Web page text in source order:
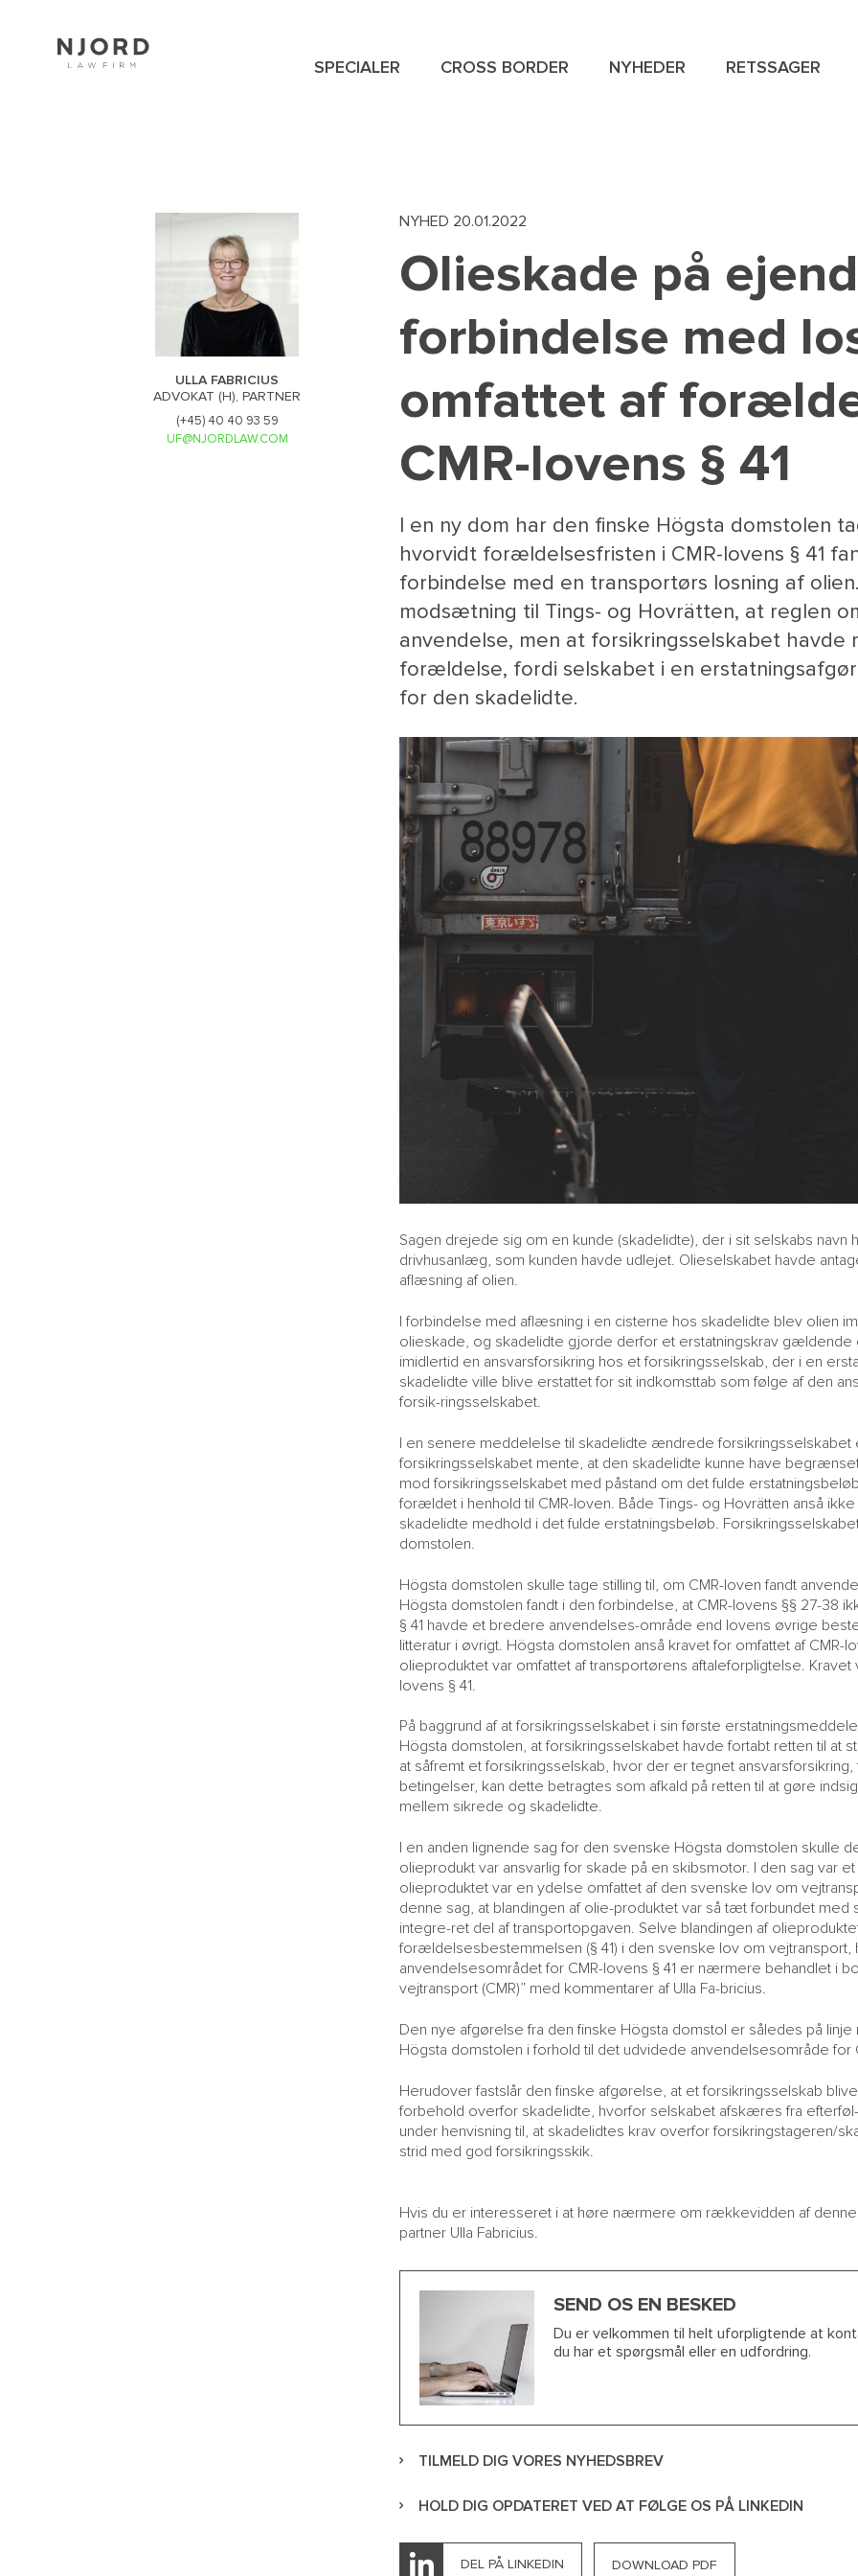
NAVIGATION
SPECIALER CROSS BORDER NYHEDER RETSSAGER
NYHED 20.01.2022
Olieskade på
forbindelse med
omfattet af
CMR-lovens § 41
I en ny dom har den finske Högsta domstolen
hvorvidt forældelsesfristen i CMR-lovens § 41
forbindelse med en transportørs losning af
modsætning til Tings- og Hovrätten, at reglen
anvendelse, men at forsikringsselskabet
forældelse, fordi selskabet i en
for den skadelidte.
Sagen drejede sig om en kunde (skadelidte), der i sit selskabs
drivhusanlæg, som kunden havde udlejet. Olieselskabet havde
aflæsning af olien.
I forbindelse med aflæsning i en cisterne hos skadelidte blev olien
olieskade, og skadelidte gjorde derfor et erstatningskrav gældende
imidlertid en ansvarsforsikring hos et forsikringsselskab, der i en
skadelidte ville blive erstattet for sit indkomsttab som følge af den
forsik-ringsselskabet.
I en senere meddelelse til skadelidte ændrede
forsikringsselskabet mente, at den skadelidte kunne have
mod forsikringsselskabet med påstand om det fulde
forældet i henhold til CMR-loven. Både Tings- og Hovrätten anså
skadelidte medhold i det fulde erstatningsbeløb.
domstolen.
Högsta domstolen skulle tage stilling til, om CMR-loven fandt
Högsta domstolen fandt i den forbindelse, at CMR-lovens §§ 27-38
§ 41 havde et bredere anvendelses-område end lovens øvrige
litteratur i øvrigt. Högsta domstolen anså kravet for omfattet af CMR-
olieproduktet var omfattet af transportørens aftaleforpligtelse.
lovens § 41.
På baggrund af at forsikringsselskabet i sin første
Högsta domstolen, at forsikringsselskabet havde fortabt retten til at
at såfremt et forsikringsselskab, hvor der er tegnet
betingelser, kan dette betragtes som afkald på retten til at gøre
mellem sikrede og skadelidte.
I en anden lignende sag for den svenske Högsta domstolen skulle
olieprodukt var ansvarlig for skade på en skibsmotor. I den sag var
olieproduktet var en ydelse omfattet af den svenske lov om
denne sag, at blandingen af olie-produktet var så tæt forbundet
integre-ret del af transportopgaven. Selve blandingen af
forældelsesbestemmelsen (§ 41) i den svenske lov om
anvendelsesområdet for CMR-lovens § 41 er nærmere behandlet i
vejtransport (CMR)” med kommentarer af Ulla Fa-bricius.
Den nye afgørelse fra den finske Högsta domstol er således på
Högsta domstolen i forhold til det udvidede anvendelsesområde for
Herudover fastslår den finske afgørelse, at et forsikringsselskab
forbehold overfor skadelidte, hvorfor selskabet afskæres fra
under henvisning til, at skadelidtes krav overfor
strid med god forsikringsskik.
Hvis du er interesseret i at høre nærmere om rækkevidden af
partner Ulla Fabricius.
SEND OS EN BESKED
Du er velkommen til helt uforpligtende at
du har et spørgsmål eller en udfordring.
TILMELD DIG VORES NYHEDSBREV
HOLD DIG OPDATERET VED AT FØLGE OS PÅ LINKEDIN
DEL PÅ LINKEDIN DOWNLOAD PDF
ULLA FABRICIUS
ADVOKAT (H), PARTNER
(+45) 40 40 93 59
UF@NJORDLAW.COM